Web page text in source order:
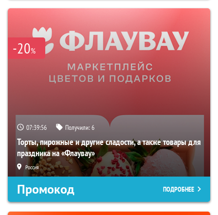
-20%
07:39:55 Получили:6
Торты, пирожные и другие сладости, а также товары для
праздника на «Флаувау»
Россия
Промокод ПОДРОБНЕЕ